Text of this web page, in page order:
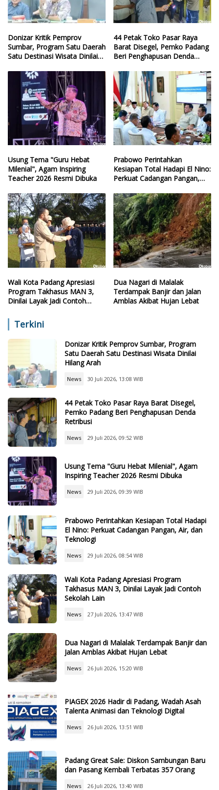
Donizar Kritik Pemprov
Sumbar, Program Satu Daerah
Satu Destinasi Wisata Dinilai
44 Petak Toko Pasar Raya
Barat Disegel, Pemko Padang
Beri Penghapusan Denda
Usung Tema "Guru Hebat
Milenial", Agam Inspiring
Teacher 2026 Resmi Dibuka
Prabowo Perintahkan
Kesiapan Total Hadapi El Nino:
Perkuat Cadangan Pangan,
Wali Kota Padang Apresiasi
Program Takhasus MAN 3,
Dinilai Layak Jadi Contoh
Dua Nagari di Malalak
Terdampak Banjir dan Jalan
Amblas Akibat Hujan Lebat
Terkini
Donizar Kritik Pemprov Sumbar, Program
Satu Daerah Satu Destinasi Wisata Dinilai
Hilang Arah
News 30 Juli 2026, 13:08 WIB
44 Petak Toko Pasar Raya Barat Disegel,
Pemko Padang Beri Penghapusan Denda
Retribusi
News 29 Juli 2026, 09:52 WIB
Usung Tema "Guru Hebat Milenial", Agam
Inspiring Teacher 2026 Resmi Dibuka
News 29 Juli 2026, 09:39 WIB
Prabowo Perintahkan Kesiapan Total Hadapi
El Nino: Perkuat Cadangan Pangan, Air, dan
Teknologi
News 29 Juli 2026, 08:54 WIB
Wali Kota Padang Apresiasi Program
Takhasus MAN 3, Dinilai Layak Jadi Contoh
Sekolah Lain
News 27 Juli 2026, 13:47 WIB
Dua Nagari di Malalak Terdampak Banjir dan
Jalan Amblas Akibat Hujan Lebat
News 26 Juli 2026, 15:20 WIB
PIAGEX 2026 Hadir di Padang, Wadah Asah
Talenta Animasi dan Teknologi Digital
News 26 Juli 2026, 13:51 WIB
Padang Great Sale: Diskon Sambungan Baru
dan Pasang Kembali Terbatas 357 Orang
News 26 Juli 2026, 13:40 WIB